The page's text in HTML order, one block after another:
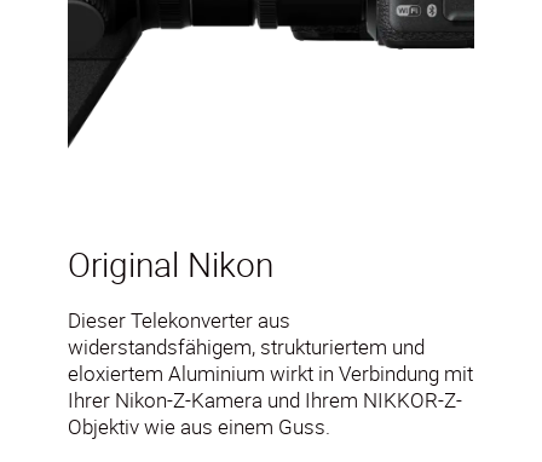
Original Nikon
Dieser Telekonverter aus
widerstandsfähigem, strukturiertem und
eloxiertem Aluminium wirkt in Verbindung mit
Ihrer Nikon-Z-Kamera und Ihrem NIKKOR-Z-
Objektiv wie aus einem Guss.